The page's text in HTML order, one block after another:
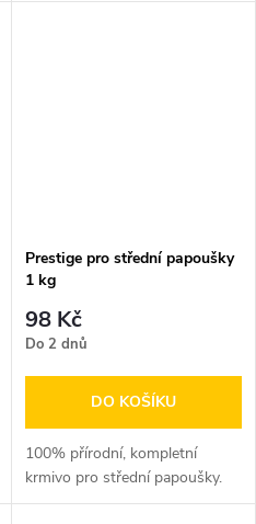
Prestige pro střední papoušky
1 kg
98 Kč
Do 2 dnů
DO KOŠÍKU
100% přírodní, kompletní
krmivo pro střední papoušky.